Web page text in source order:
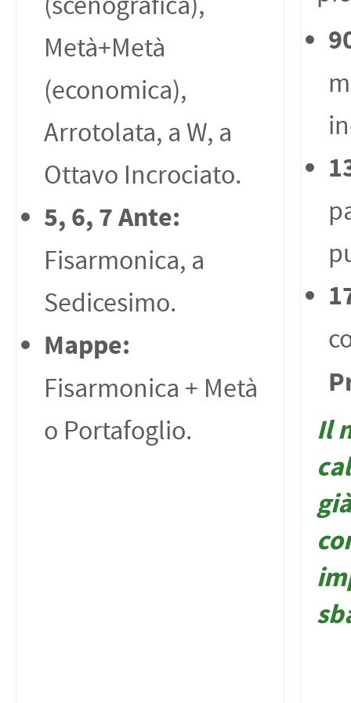
Metà+Metà
(economica),
Arrotolata, a W, a
Ottavo Incrociato.
5, 6, 7 Ante:
Fisarmonica, a
Sedicesimo.
Mappe:
Fisarmonica + Metà
o Portafoglio.
Il